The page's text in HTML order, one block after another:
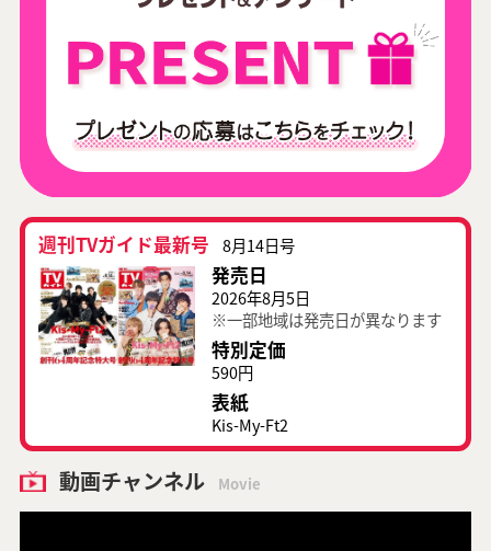
週刊TVガイド最新号 8月14日号
発売日
2026年8月5日
※一部地域は発売日が異なります
特別定価
590円
表紙
Kis-My-Ft2
動画チャンネル Movie